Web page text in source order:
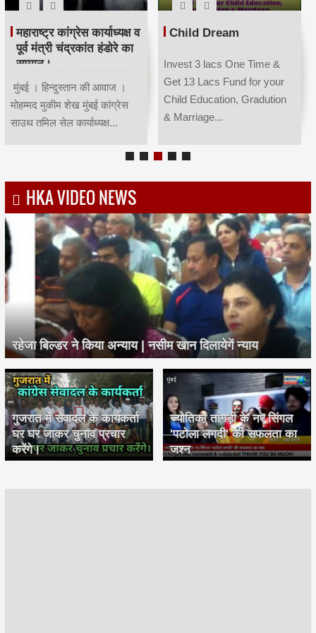
महाराष्ट्र कांग्रेस कार्याध्यक्ष व
पूर्व मंत्री चंद्रकांत हंडोरे का
सम्मान।
मुंबई । हिन्दुस्तान की आवाज ।
मोहम्मद मुकीम शेख मुंबई कांग्रेस
साउथ तमिल सेल कार्याध्यक्ष...
Child Dream
Invest 3 lacs One Time &
Get 13 Lacs Fund for your
Child Education, Gradution
& Marriage...
HKA VIDEO NEWS
रहेजा बिल्डर ने किया अन्याय | नसीम खान दिलायेगें न्याय
गुजरात में सेवादल के कार्यकर्ता
घर घर जाकर चुनाव प्रचार
करेंगे।
ज्योतिका तांगड़ी के नए सिंगल
'पटोला लगदी' की सफलता का
जश्न